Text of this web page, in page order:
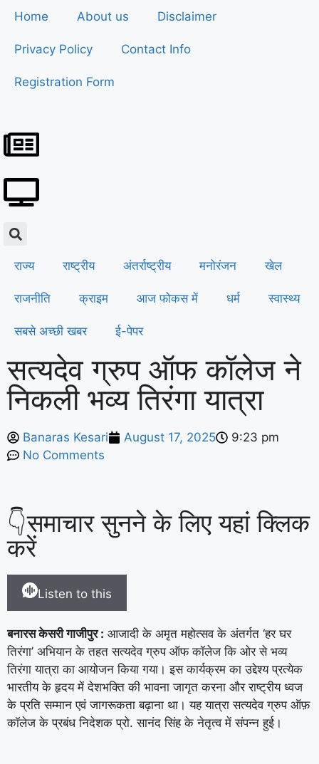
Home About us Disclaimer
Privacy Policy Contact Info
Registration Form
राज्य राष्ट्रीय अंतर्राष्ट्रीय मनोरंजन खेल
राजनीति क्राइम आज फोकस में धर्म स्वास्थ्य
सबसे अच्छी खबर ई-पेपर
सत्यदेव ग्रुप ऑफ कॉलेज ने
निकली भव्य तिरंगा यात्रा
Banaras Kesari August 17, 2025
9:23 pm
No Comments
👇समाचार सुनने के लिए यहां क्लिक
करें
Listen to this
बनारस केसरी गाजीपुर : आजादी के अमृत महोत्सव के अंतर्गत ‘हर घर
तिरंगा’ अभियान के तहत सत्यदेव ग्रुप ऑफ कॉलेज कि ओर से भव्य
तिरंगा यात्रा का आयोजन किया गया। इस कार्यक्रम का उद्देश्य प्रत्येक
भारतीय के हृदय में देशभक्ति की भावना जागृत करना और राष्ट्रीय ध्वज
के प्रति सम्मान एवं जागरूकता बढ़ाना था। यह यात्रा सत्यदेव ग्रुप ऑफ़
कॉलेज के प्रबंध निदेशक प्रो. सानंद सिंह के नेतृत्व में संपन्न हुई।